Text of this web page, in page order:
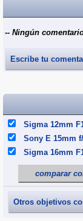
-- Ningún
Escribe tu
Sigma 12mm
Sony E 15mm
Sigma 16mm
comparar
Otros objetivos